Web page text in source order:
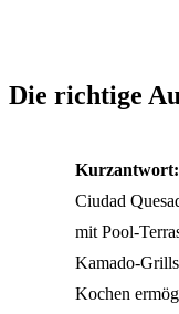
Die richtige
Kurzantwort:
Ciudad
mit Pool-
Kamado-
Kochen